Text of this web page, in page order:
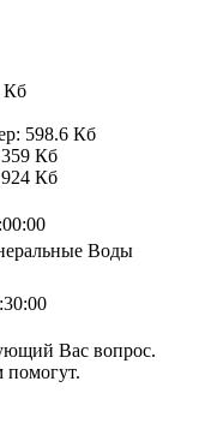
Кб
598.6 Кб
Кб
Кб
Воды
Вас вопрос.
помогут.